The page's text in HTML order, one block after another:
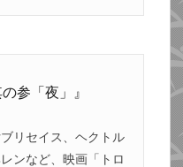
参「夜」』
リセイス、ヘクトル
ンなど、映画「トロ